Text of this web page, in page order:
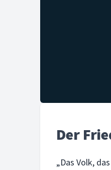
Der
„Das Volk,